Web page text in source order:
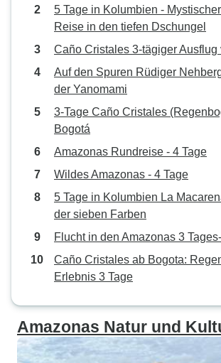
5 Tage in Kolumbien -
Reise in den tiefen Dschungel
Caño Cristales 3-tägiger Ausflug
Auf den Spuren Rüdiger
der Yanomami
3-Tage Caño Cristales
Bogotá
Amazonas Rundreise - 4 Tage
Wildes Amazonas - 4 Tage
5 Tage in Kolumbien La
der sieben Farben
Flucht in den Amazonas 3 Tages-
Caño Cristales ab Bogota:
Erlebnis 3 Tage
Amazonas Natur und